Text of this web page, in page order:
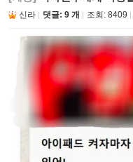
신라 댓글: 9 개 조회: 8409